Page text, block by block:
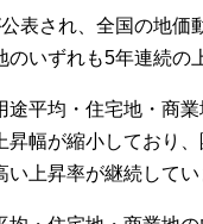
表され、全国の地価
いずれも5年連続の
途平均・住宅地・商
昇幅が縮小しており
上昇率が継続してい